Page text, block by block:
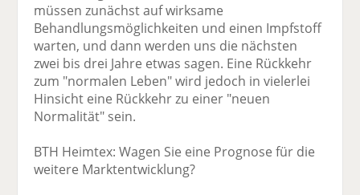
müssen zunächst auf wirksame
Behandlungsmöglichkeiten und einen Impfstoff
warten, und dann werden uns die nächsten
zwei bis drei Jahre etwas sagen. Eine Rückkehr
zum "normalen Leben" wird jedoch in vielerlei
Hinsicht eine Rückkehr zu einer "neuen
Normalität" sein.
BTH Heimtex: Wagen Sie eine Prognose für die
weitere Marktentwicklung?